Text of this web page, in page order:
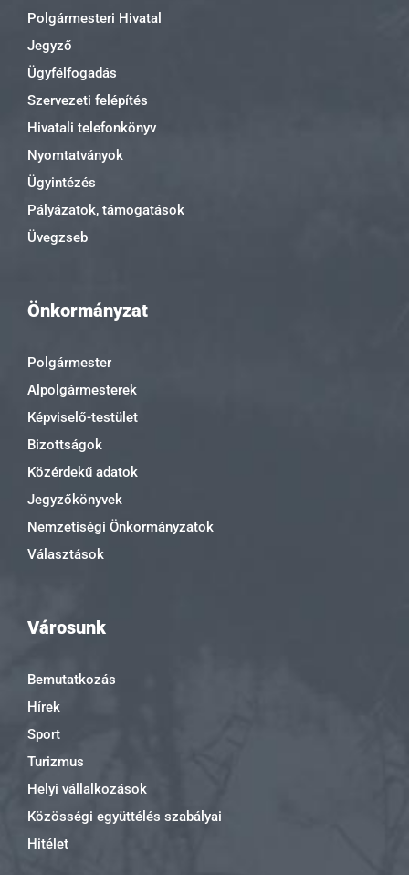
Polgármesteri Hivatal
Jegyző
Ügyfélfogadás
Szervezeti felépítés
Hivatali telefonkönyv
Nyomtatványok
Ügyintézés
Pályázatok, támogatások
Üvegzseb
Önkormányzat
Polgármester
Alpolgármesterek
Képviselő-testület
Bizottságok
Közérdekű adatok
Jegyzőkönyvek
Nemzetiségi Önkormányzatok
Választások
Városunk
Bemutatkozás
Hírek
Sport
Turizmus
Helyi vállalkozások
Közösségi együttélés szabályai
Hitélet